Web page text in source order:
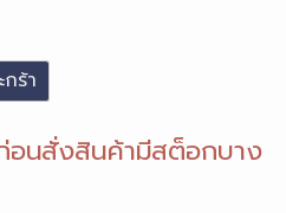
฿Price
range:
through
ร้า
อนสั่งสินค้ามีสต็อกบาง